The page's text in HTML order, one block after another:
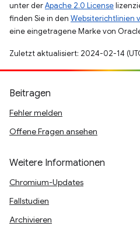
unter derApache 2.0 License
finden Sie in den Websiterichtlinien
eine eingetragene Marke von
Zuletzt aktualisiert: 2024-02-14
Beitragen
Fehler melden
Offene Fragen ansehen
Weitere Informationen
Chromium-Updates
Fallstudien
Archivieren